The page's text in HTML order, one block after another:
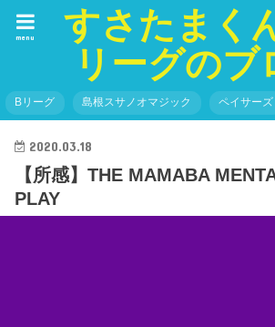
すさたまく
リーグのブ
menu
Bリーグ 島根スサノオマジック ペイサーズ
2020.03.18
【所感】THE MAMABA
PLAY